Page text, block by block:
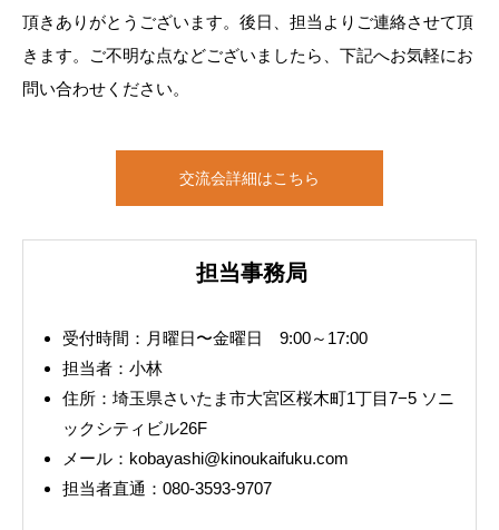
頂きありがとうございます。後日、担当よりご連絡させて頂
きます。ご不明な点などございましたら、下記へお気軽にお
問い合わせください。
交流会詳細はこちら
担当事務局
受付時間：月曜日〜金曜日 9:00～17:00
担当者：小林
住所：埼玉県さいたま市大宮区桜木町1丁目7−5 ソニ
ックシティビル26F
メール：kobayashi@kinoukaifuku.com
担当者直通：080-3593-9707